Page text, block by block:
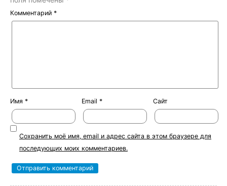
Комментарий *
Имя * Email * Сайт
Сохранить моё имя, email и адрес сайта в этом браузере для
последующих моих комментариев.